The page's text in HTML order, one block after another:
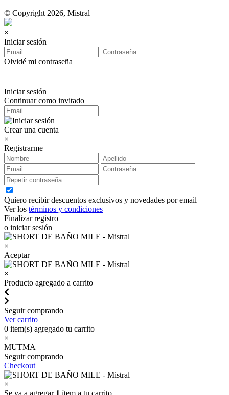
© Copyright 2026, Mistral
×
Iniciar sesión
Olvidé mi contraseña
Iniciar sesión
Continuar como invitado
Crear una cuenta
×
Registrarme
Quiero recibir descuentos exclusivos y novedades por email
Ver los términos y condiciones
Finalizar registro
o iniciar sesión
×
Aceptar
×
Producto agregado a carrito
Seguir comprando
Ver carrito
0 item(s) agregado tu carrito
×
MUTMA
Seguir comprando
Checkout
×